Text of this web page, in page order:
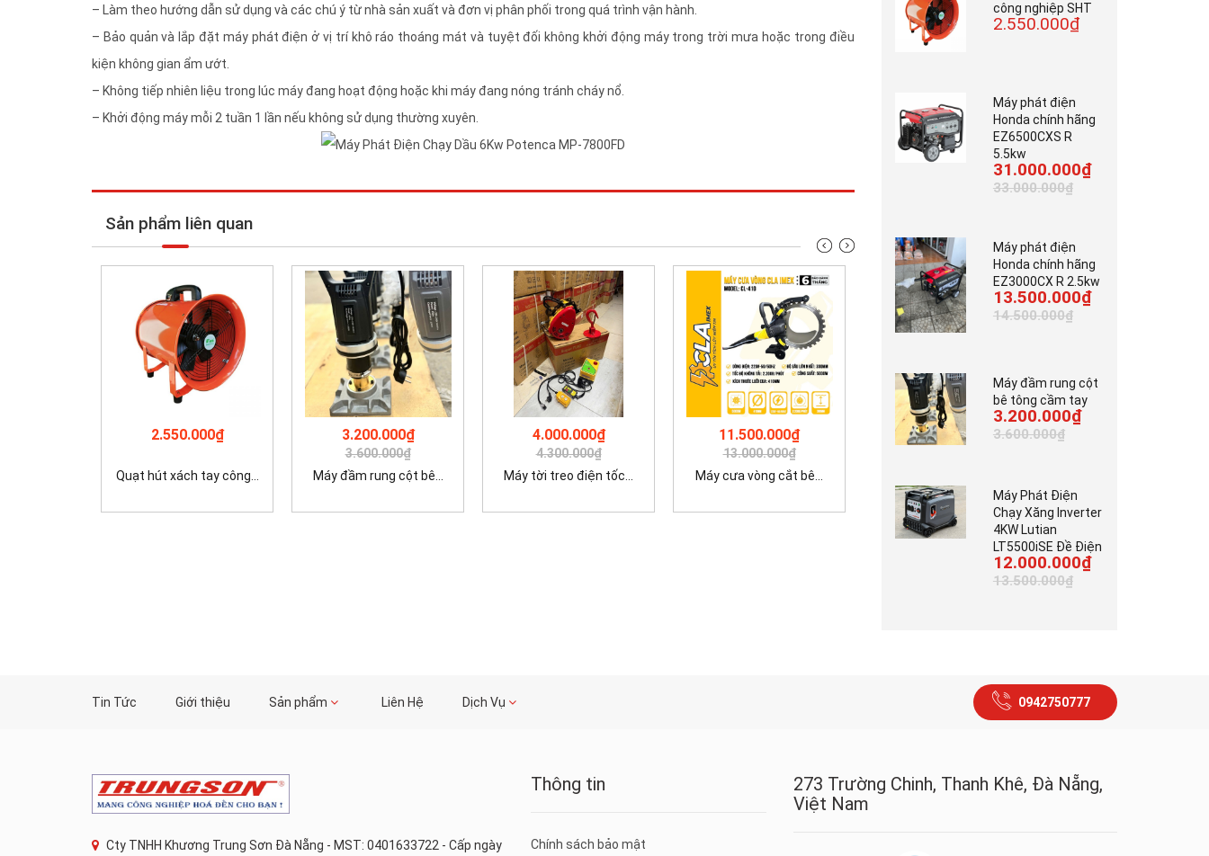
– Làm theo hướng dẫn sử dụng và các chú ý từ nhà sản xuất và đơn vị phân phối trong quá trình vận hành.
– Bảo quản và lắp đặt máy phát điện ở vị trí khô ráo thoáng mát và tuyệt đối không khởi động máy trong trời mưa hoặc trong điều
kiện không gian ẩm ướt.
– Không tiếp nhiên liệu trong lúc máy đang hoạt động hoặc khi máy đang nóng tránh cháy nổ.
– Khởi động máy mỗi 2 tuần 1 lần nếu không sử dụng thường xuyên.
Sản phẩm liên quan
2.550.000₫
Quạt hút xách tay công...
3.200.000₫
3.600.000₫
Máy đầm rung cột bê...
4.000.000₫
4.300.000₫
Máy tời treo điện tốc...
11.500.000₫
13.000.000₫
Máy cưa vòng cắt bê...
7.000.000₫
công nghiệp SHT
2.550.000₫
Máy phát điện
Honda chính hãng
EZ6500CXS R
5.5kw
31.000.000₫
33.000.000₫
Máy phát điện
Honda chính hãng
EZ3000CX R 2.5kw
13.500.000₫
14.500.000₫
Máy đầm rung cột
bê tông cầm tay
3.200.000₫
3.600.000₫
Máy Phát Điện
Chạy Xăng Inverter
4KW Lutian
LT5500iSE Đề Điện
12.000.000₫
13.500.000₫
Tin Tức Giới thiệu Sản phẩm Liên Hệ Dịch Vụ 0942750777
Cty TNHH Khương Trung Sơn Đà Nẵng - MST: 0401633722 - Cấp ngày
Thông tin
Chính sách bảo mật
273 Trường Chinh, Thanh Khê, Đà Nẵng,
Việt Nam